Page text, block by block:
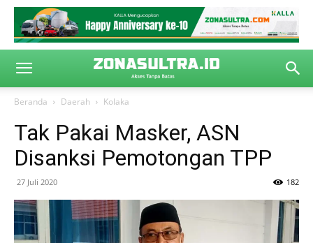
Beranda Daerah Kolaka
Tak Pakai Masker, ASN
Disanksi Pemotongan TPP
27 Juli 2020 182